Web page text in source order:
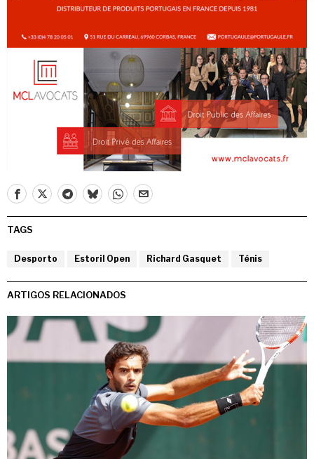
TAGS
Desporto Estoril Open Richard Gasquet Ténis
ARTIGOS RELACIONADOS